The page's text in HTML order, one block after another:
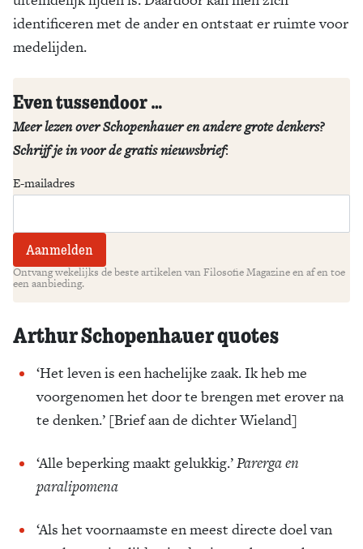
identificeren met de ander en ontstaat er ruimte voor
medelijden.
Even tussendoor …
Meer lezen over Schopenhauer en andere grote denkers?
Schrijf je in voor de gratis nieuwsbrief:
E-mailadres
Ontvang wekelijks de beste artikelen van Filosofie Magazine en af en toe
een aanbieding.
Arthur Schopenhauer quotes
‘Het leven is een hachelijke zaak. Ik heb me
voorgenomen het door te brengen met erover na
te denken.’ [Brief aan de dichter Wieland]
‘Alle beperking maakt gelukkig.’Parerga en
paralipomena
‘Als het voornaamste en meest directe doel van